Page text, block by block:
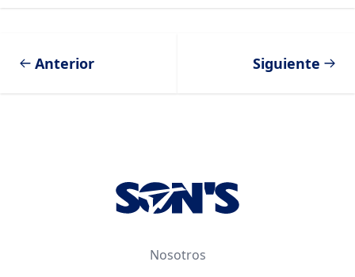
Anterior Siguiente
Nosotros